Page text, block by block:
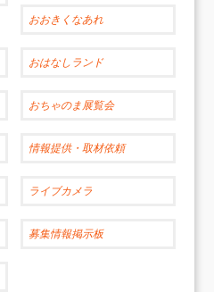
おおきくなあれ
おはなしランド
おちゃのま展覧会
情報提供・取材依頼
ライブカメラ
募集情報掲示板